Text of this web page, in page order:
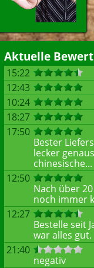
Aktuelle
15:22
12:43
10:24
18:27
17:50
Bester
lecker
chinesische...
12:50
Nach über
noch immer
12:27
Bestelle seit
war alles gut.
21:40
negativ